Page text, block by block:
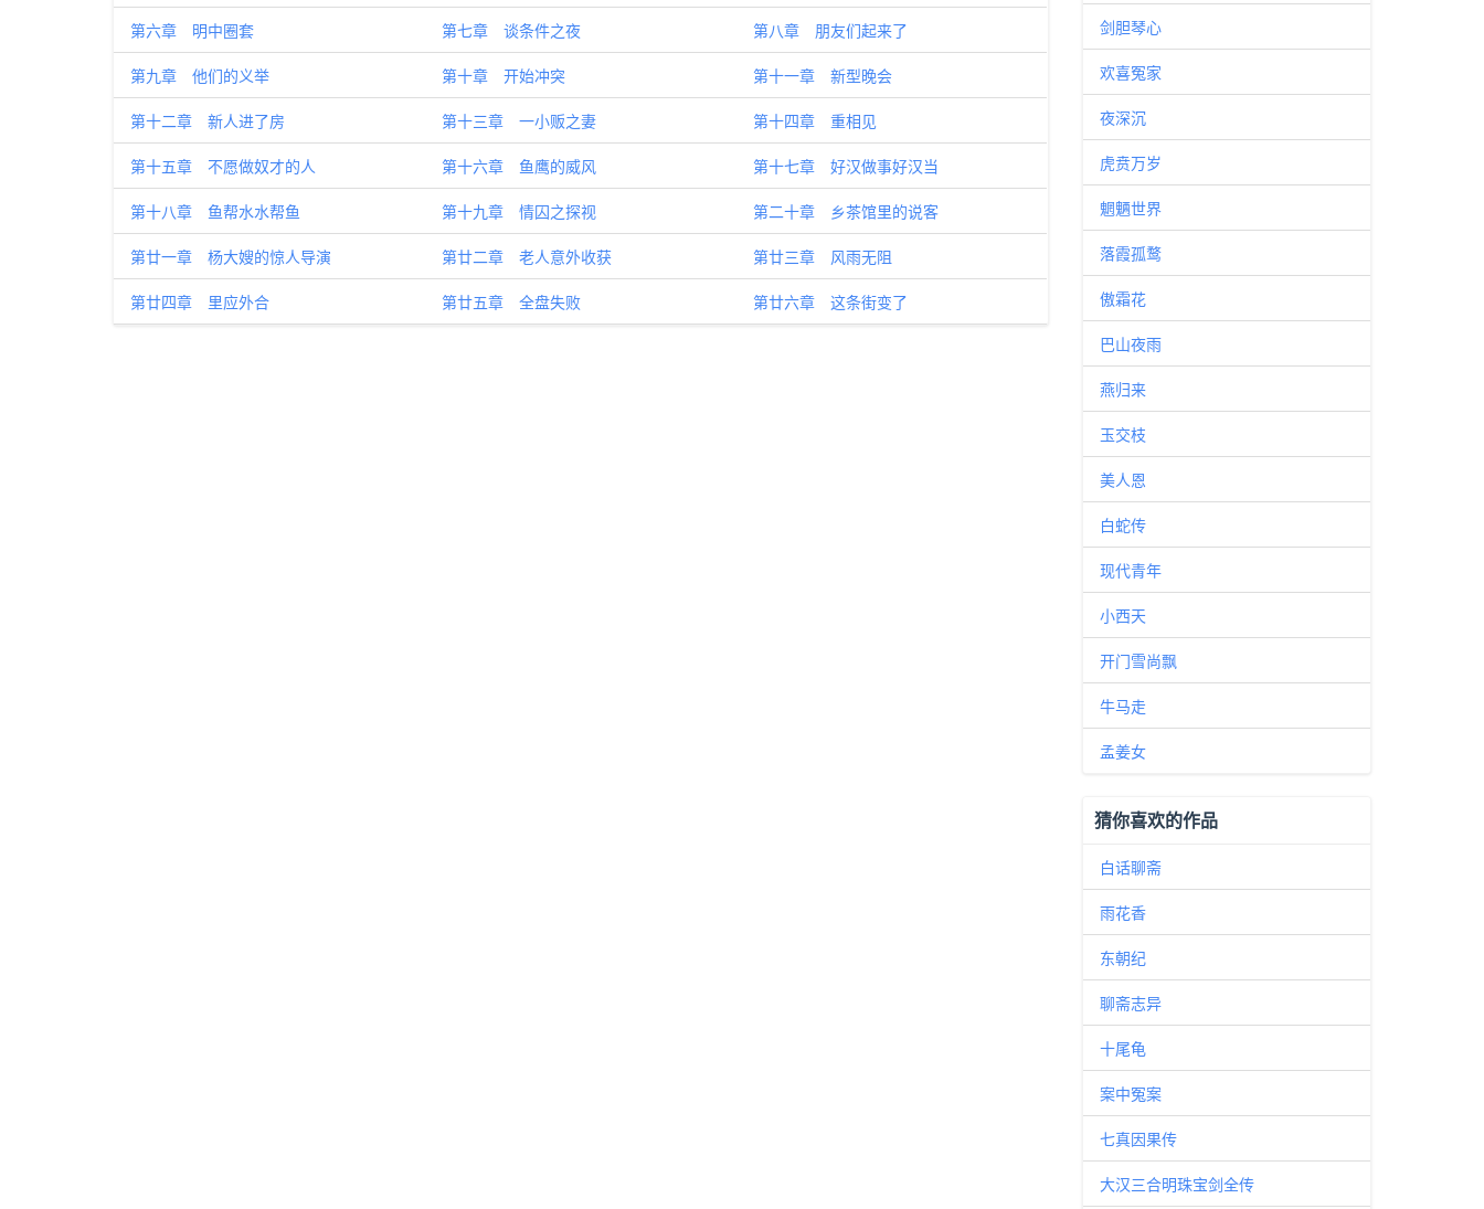
第六章 明中圈套 第七章 谈条件之夜 第八章 朋友们起来了
第九章 他们的义举 第十章 开始冲突 第十一章 新型晚会
第十二章 新人进了房 第十三章 一小贩之妻 第十四章 重相见
第十五章 不愿做奴才的人 第十六章 鱼鹰的威风 第十七章 好汉做事好汉当
第十八章 鱼帮水水帮鱼 第十九章 情囚之探视 第二十章 乡茶馆里的说客
第廿一章 杨大嫂的惊人导演 第廿二章 老人意外收获 第廿三章 风雨无阻
第廿四章 里应外合 第廿五章 全盘失败 第廿六章 这条街变了
剑胆琴心
欢喜冤家
夜深沉
虎贲万岁
魍魉世界
落霞孤鹜
傲霜花
巴山夜雨
燕归来
玉交枝
美人恩
白蛇传
现代青年
小西天
开门雪尚飘
牛马走
孟姜女
猜你喜欢的作品
白话聊斋
雨花香
东朝纪
聊斋志异
十尾龟
案中冤案
七真因果传
大汉三合明珠宝剑全传